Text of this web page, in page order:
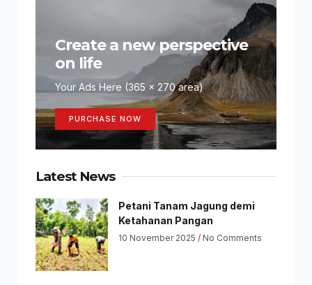
Create a new perspective
on life
Your Ads Here (365 x 270 area)
PURCHASE NOW
Latest News
Petani Tanam Jagung demi
Ketahanan Pangan
10 November 2025 No Comments